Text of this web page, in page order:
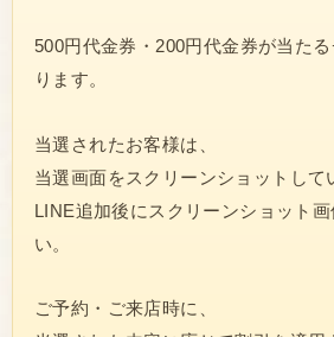
500円代金券・200円代金券が当た
ります。
当選されたお客様は、
当選画面をスクリーンショットして
LINE追加後にスクリーンショット
い。
ご予約・ご来店時に、